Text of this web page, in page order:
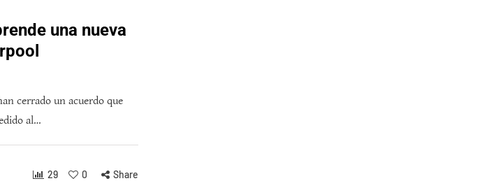
una nueva
cerrado un acuerdo que
al…
29 0 Share